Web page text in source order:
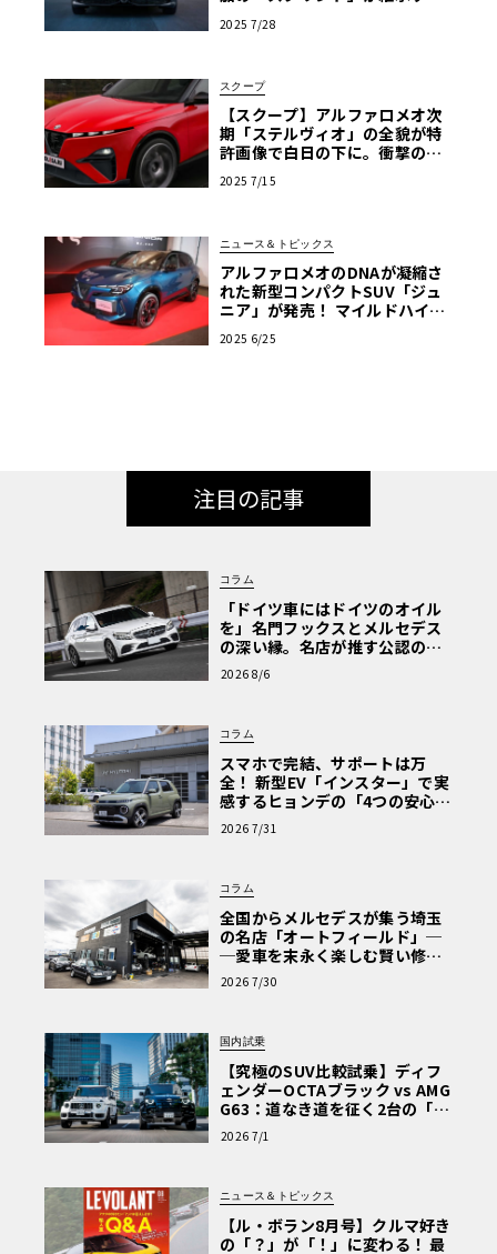
2025 7/28
スクープ
【スクープ】アルファロメオ次
期「ステルヴィオ」の全貌が特
許画像で白日の下に。衝撃の前
ンを完全予想
2025 7/15
ニュース＆トピックス
アルファロメオのDNAが凝縮さ
れた新型コンパクトSUV「ジュ
ニア」が発売！ マイルドハイブ
インアップ
2025 6/25
注目の記事
コラム
「ドイツ車にはドイツのオイル
を」名門フックスとメルセデス
の深い縁。名店が推す公認の安
心と、Cクラスで味わうシルキー
な走り〈PR〉
2026 8/6
コラム
スマホで完結、サポートは万
全！ 新型EV「インスター」で実
感するヒョンデの「4つの安心」
【第1回・ヒョンデ6つの疑問：
Why? Hyundai?】〈PR〉
2026 7/31
コラム
全国からメルセデスが集う埼玉
の名店「オートフィールド」─
─愛車を末永く楽しむ賢い修理
術と、プロがフックス製オイル
を選ぶ理由〈PR〉
2026 7/30
国内試乗
【究極のSUV比較試乗】ディフ
ェンダーOCTAブラック vs AMG
G63：道なき道を征く2台の「対
極的アプローチ」
2026 7/1
ニュース＆トピックス
【ル・ボラン8月号】クルマ好き
の「？」が「！」に変わる！ 最